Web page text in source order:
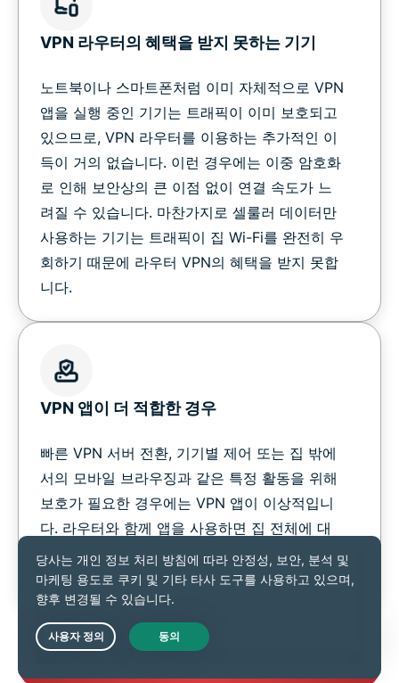
VPN 라우터의 혜택을 받지 못하는 기기
노트북이나 스마트폰처럼 이미 자체적으로 VPN
앱을 실행 중인 기기는 트래픽이 이미 보호되고
있으므로, VPN 라우터를 이용하는 추가적인 이
득이 거의 없습니다. 이런 경우에는 이중 암호화
로 인해 보안상의 큰 이점 없이 연결 속도가 느
려질 수 있습니다. 마찬가지로 셀룰러 데이터만
사용하는 기기는 트래픽이 집 Wi-Fi를 완전히 우
회하기 때문에 라우터 VPN의 혜택을 받지 못합
니다.
VPN 앱이 더 적합한 경우
빠른 VPN 서버 전환, 기기별 제어 또는 집 밖에
서의 모바일 브라우징과 같은 특정 활동을 위해
보호가 필요한 경우에는 VPN 앱이 이상적입니
다. 라우터와 함께 앱을 사용하면 집 전체에 대
한 포괄적인 커버와 이동 시의 보안과 같이, 두
마리 토끼를 모두 잡을 수 있습니다.